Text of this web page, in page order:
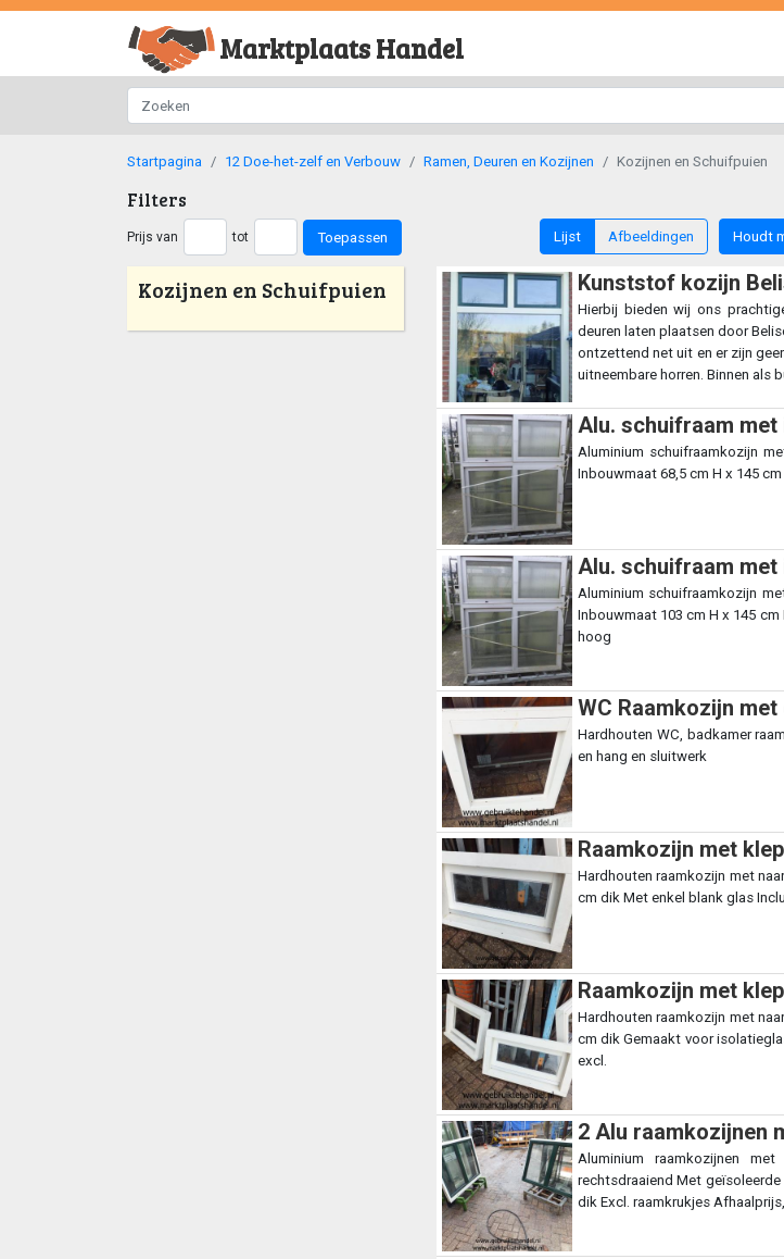
Marktplaats Handel
Startpagina 12 Doe-het-zelf en Verbouw Ramen, Deuren en Kozijnen Kozijnen en Schuifpuien
Filters
Prijs van tot Toepassen Houdt
Lijst Afbeeldingen
Kozijnen en Schuifpuien Kunststof kozijn
Hierbij bieden wij ons
deuren laten plaatsen door
ontzettend net uit en er zijn
uitneembare horren. Binnen als
Alu. schuifraam met
Aluminium schuifraamkozijn
Inbouwmaat 68,5 cm H x 145
Alu. schuifraam met
Aluminium schuifraamkozijn
Inbouwmaat 103 cm H x 145
hoog
WC Raamkozijn
Hardhouten WC, badkamer
en hang en sluitwerk
Raamkozijn met
Hardhouten raamkozijn met
cm dik Met enkel blank glas
Raamkozijn met
Hardhouten raamkozijn met
cm dik Gemaakt voor
excl.
2 Alu raamkozijnen
Aluminium raamkozijnen
rechtsdraaiend Met
dik Excl. raamkrukjes